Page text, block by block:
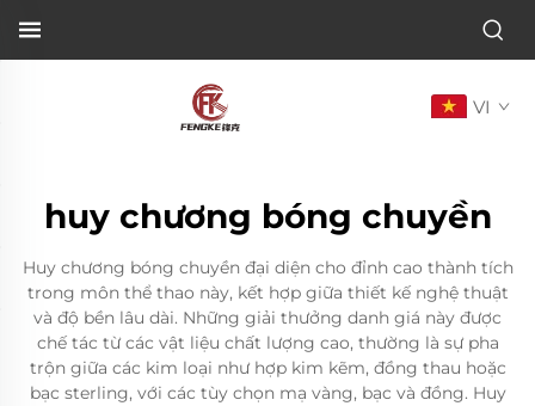
VI
huy chương bóng chuyền
Huy chương bóng chuyền đại diện cho đỉnh cao thành tích
trong môn thể thao này, kết hợp giữa thiết kế nghệ thuật
và độ bền lâu dài. Những giải thưởng danh giá này được
chế tác từ các vật liệu chất lượng cao, thường là sự pha
trộn giữa các kim loại như hợp kim kẽm, đồng thau hoặc
bạc sterling, với các tùy chọn mạ vàng, bạc và đồng. Huy